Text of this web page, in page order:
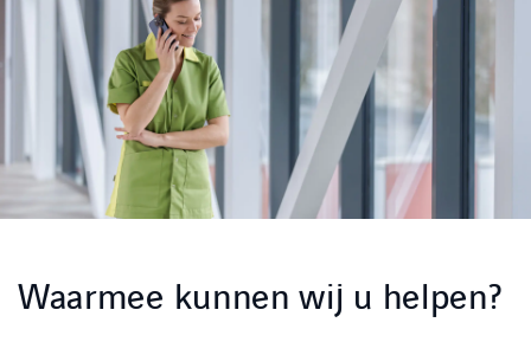
Waarmee kunnen wij u helpen?